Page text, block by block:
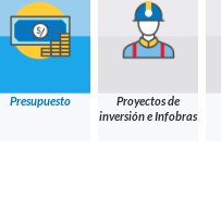
Presupuesto
Proyectos de
inversión e Infobras